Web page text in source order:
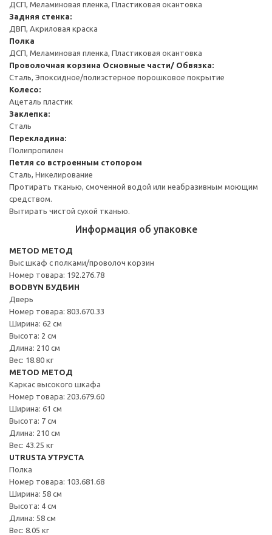
ДСП, Меламиновая пленка, Пластиковая окантовка
Задняя стенка:
ДВП, Акриловая краска
Полка
ДСП, Меламиновая пленка, Пластиковая окантовка
Проволочная корзина Основные части/ Обвязка:
Сталь, Эпоксидное/полиэстерное порошковое покрытие
Колесо:
Ацеталь пластик
Заклепка:
Сталь
Перекладина:
Полипропилен
Петля со встроенным стопором
Сталь, Никелирование
Протирать тканью, смоченной водой или неабразивным моющим
средством.
Вытирать чистой сухой тканью.
Информация об упаковке
METOD МЕТОД
Выс шкаф с полками/проволоч корзин
Номер товара: 192.276.78
BODBYN БУДБИН
Дверь
Номер товара: 803.670.33
Ширина: 62 см
Высота: 2 см
Длина: 210 см
Вес: 18.80 кг
METOD МЕТОД
Каркас высокого шкафа
Номер товара: 203.679.60
Ширина: 61 см
Высота: 7 см
Длина: 210 см
Вес: 43.25 кг
UTRUSTA УТРУСТА
Полка
Номер товара: 103.681.68
Ширина: 58 см
Высота: 4 см
Длина: 58 см
Вес: 8.05 кг